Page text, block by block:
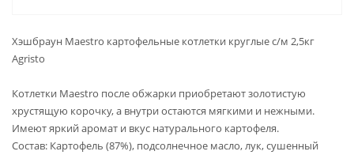
Хэшбраун Maestro картофельные котлетки круглые с/м 2,5кг
Agristo
Котлетки Maestro после обжарки приобретают золотистую
хрустящую корочку, а внутри остаются мягкими и нежными.
Имеют яркий аромат и вкус натурального картофеля.
Состав: Картофель (87%), подсолнечное масло, лук, сушенный